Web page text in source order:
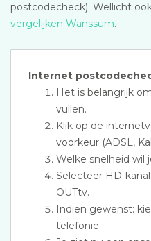
postcodecheck). Wellicht
vergelijken Wanssum.
Internet
Het is belangrijk
vullen.
Klik op de
voorkeur (ADSL,
Welke snelheid wil
Selecteer HD-
OUTtv.
Indien gewenst:
telefonie.